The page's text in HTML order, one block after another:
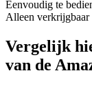
Eenvoudig te
Alleen verkrijgbaar
Vergelijk
van de